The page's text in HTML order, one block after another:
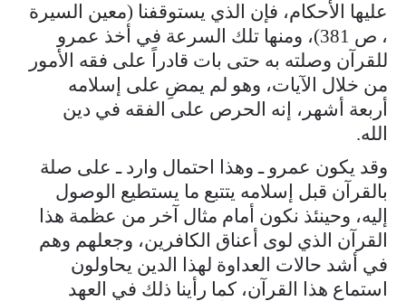
عليها الأحكام، فإن الذي يستوقفنا (معين السيرة
، ص 381)، ومنها تلك السرعة في أخذ عمرو
للقرآن وصلته به حتى بات قادراً على فقه الأمور
من خلال الآيات، وهو لم يمضِ على إسلامه
أربعة أشهر، إنه الحرص على الفقه في دين
الله.
وقد يكون عمرو ـ وهذا احتمال وارد ـ على صلة
بالقرآن قبل إسلامه يتتبع ما يستطيع الوصول
إليه، وحينئذ نكون أمام مثال آخر من عظمة هذا
القرآن الذي لوى أعناق الكافرين، وجعلهم وهم
في أشد حالات العداوة لهذا الدين يحاولون
استماع هذا القرآن، كما رأينا ذلك في العهد